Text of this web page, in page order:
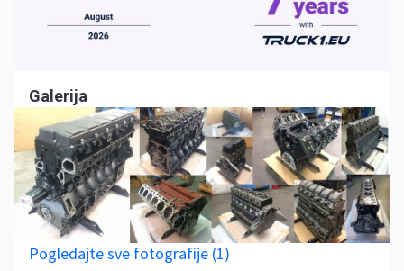
Galerija
Pogledajte sve fotografije (1)